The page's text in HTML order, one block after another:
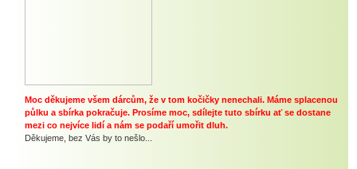
Moc děkujeme všem dárcům, že v tom kočičky nenechali. Máme splacenou
půlku a sbírka pokračuje. Prosíme moc, sdílejte tuto sbírku ať se dostane
mezi co nejvíce lidí a nám se podaří umořit dluh.
Děkujeme, bez Vás by to nešlo...